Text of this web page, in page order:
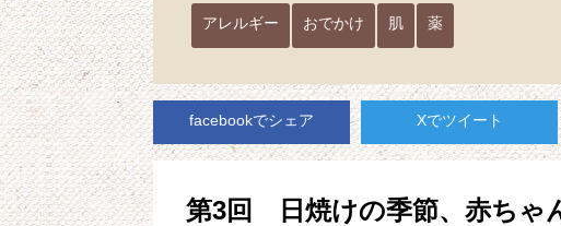
アレルギー おでかけ 肌 薬
facebookでシェア Xでツイート
第3回 日焼けの季節、赤ちゃ